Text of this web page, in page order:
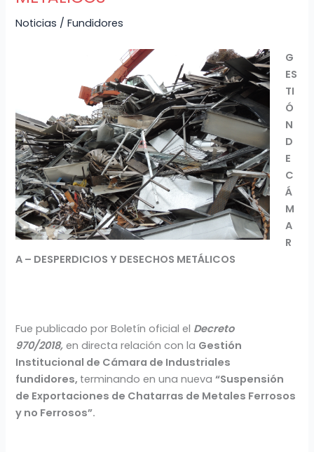
Noticias /Fundidores
G
ES
TI
Ó
N
D
E
C
Á
M
A
R
A – DESPERDICIOS Y DESECHOS METÁLICOS
Fue publicado por Boletín oficial el Decreto
970/2018, en directa relación con la Gestión
Institucional de Cámara de Industriales
fundidores, terminando en una nueva“Suspensión
de Exportaciones de Chatarras de Metales Ferrosos
y no Ferrosos”.